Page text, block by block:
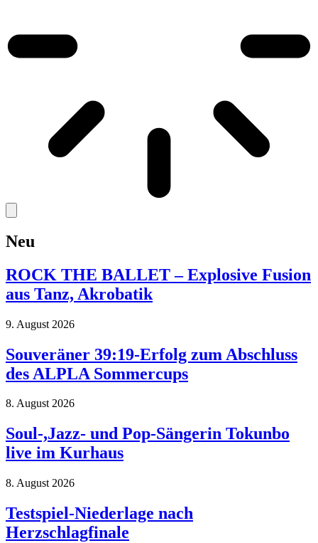
Neu
ROCK THE BALLET – Explosive Fusion
aus Tanz, Akrobatik
9. August 2026
Souveräner 39:19-Erfolg zum Abschluss
des ALPLA Sommercups
8. August 2026
Soul-,Jazz- und Pop-Sängerin Tokunbo
live im Kurhaus
8. August 2026
Testspiel-Niederlage nach
Herzschlagfinale